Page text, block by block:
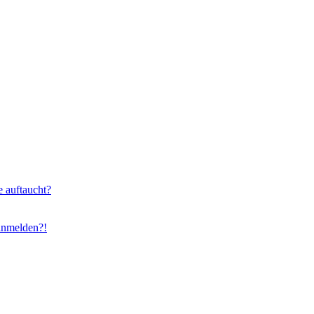
auftaucht?